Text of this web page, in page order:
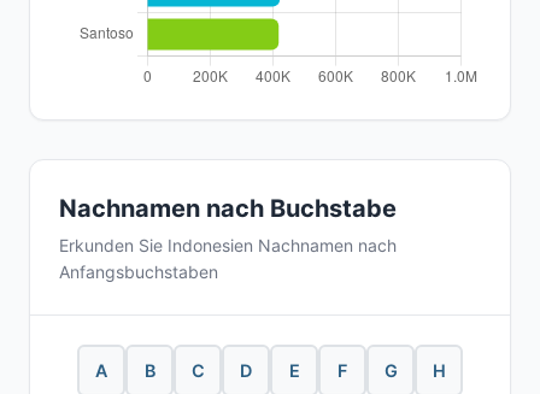
Nachnamen nach Buchstabe
Erkunden Sie Indonesien Nachnamen nach
Anfangsbuchstaben
A B C D E F G H